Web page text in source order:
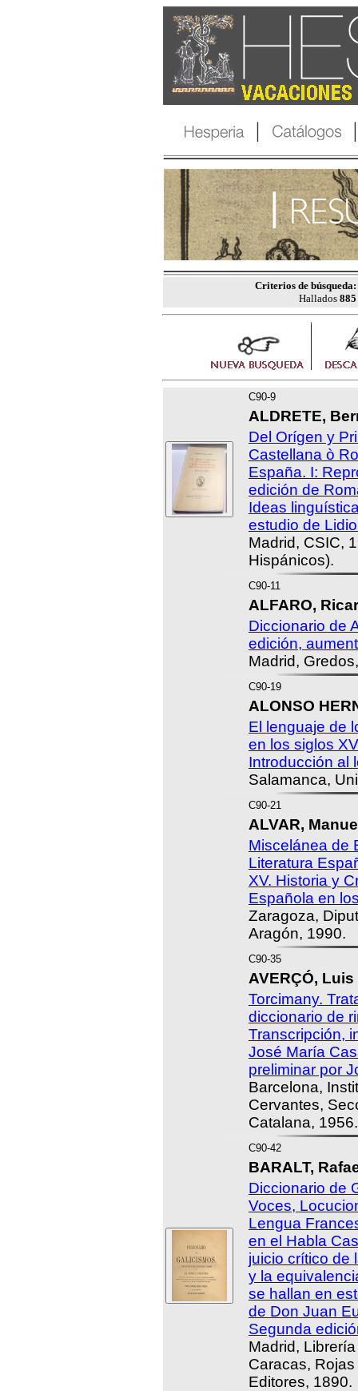
Criterios de búsqueda:
Hallados 885
C90-9
ALDRETE,
Del Orígen y
Castellana ò
España. I:
edición de
Ideas
estudio de
Madrid, CSIC,
Hispánicos).
C90-11
ALFARO,
Diccionario de
edición,
Madrid,
C90-19
ALONSO
El lenguaje de
en los siglos
Introducción al
Salamanca,
C90-21
ALVAR,
Miscelánea de
Literatura
XV. Historia y
Española en
Zaragoza,
Aragón, 1990.
C90-35
AVERÇÓ, Luis
Torcimany.
diccionario de
Transcripción,
José María
preliminar por
Barcelona,
Cervantes,
Catalana, 1956.
C90-42
BARALT,
Diccionario de
Voces,
Lengua
en el Habla
juicio crítico de
y la
se hallan en
de Don Juan
Segunda
Madrid,
Caracas,
Editores, 1890.